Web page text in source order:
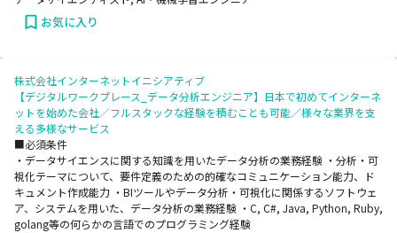
お気に入り
株式会社インターネットイニシアティブ
【デジタルワークプレース_データ分析エンジニア】日本で初めてインターネ
ットを始めた会社／フルスタックな経験を積むことも可能／様々な業界を支
える多様なサービス
■必須条件
・データサイエンスに関する知識を用いたデータ分析の業務経験 ・分析・可
視化テーマについて、要件定義のための的確なコミュニケーション能力、ド
キュメント作成能力 ・BIツールやデータ分析・可視化に関係するソフトウェ
ア、システムを用いた、データ分析の業務経験 ・C, C#, Java, Python, Ruby,
golang等の何らかの言語でのプログラミング経験